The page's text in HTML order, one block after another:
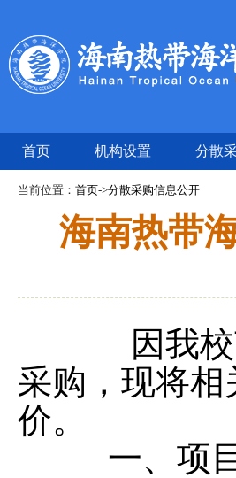
首页 机构设置 分散
当前位置： 首页->分散采购信息公开
海南热带
因我
采购，现将
价。
一、项